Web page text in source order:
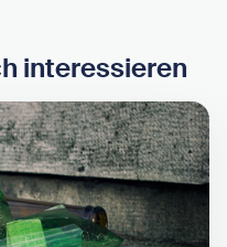
interessieren